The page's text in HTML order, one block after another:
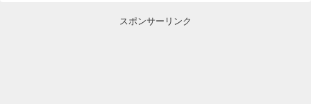
スポンサーリンク